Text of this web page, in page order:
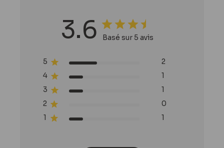
3.6 Basé sur 5 avis
5
2
4
1
3
1
2
0
1
1